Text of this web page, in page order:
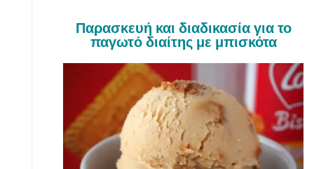
Παρασκευή και διαδικασία για το
παγωτό διαίτης με μπισκότα